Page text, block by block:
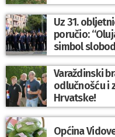
Uz 31.
poručio:
simbol
Varaždinski
odlučnošću i
Hrvatske!
Općina